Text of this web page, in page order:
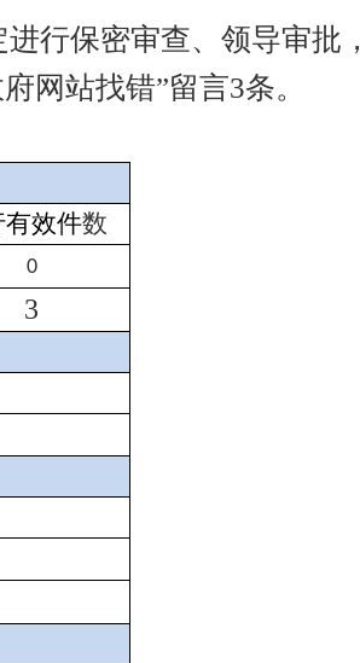
行保密审查、领导审批，
网站找错”留言3条。
有效件数
0
3